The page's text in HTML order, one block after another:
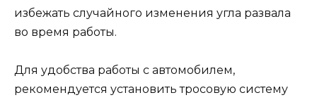
избежать случайного изменения угла развала
во время работы.
Для удобства работы с автомобилем,
рекомендуется установить тросовую систему